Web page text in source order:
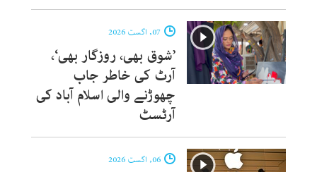
07, اگست 2026
’شوق بھی، روزگار بھی‘،
آرٹ کی خاطر جاب
چھوڑنے والی اسلام آباد کی
آرٹسٹ
06, اگست 2026